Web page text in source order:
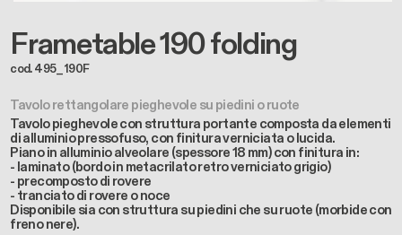
Frametable 190 folding
cod. 495_190F
Tavolo rettangolare pieghevole su piedini o ruote
Tavolo pieghevole con struttura portante composta da elementi
di alluminio pressofuso, con finitura verniciata o lucida.
Piano in alluminio alveolare (spessore 18 mm) con finitura in:
- laminato (bordo in metacrilato retro verniciato grigio)
- precomposto di rovere
- tranciato di rovere o noce
Disponibile sia con struttura su piedini che su ruote (morbide con
freno nere).